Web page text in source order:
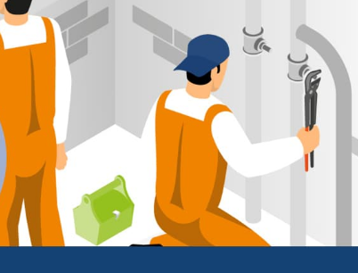
DESCRIPTION